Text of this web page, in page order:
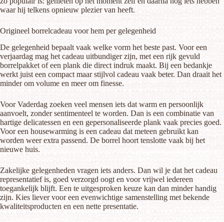
waar hij telkens opnieuw plezier van heeft.
Origineel borrelcadeau voor hem per gelegenheid
De gelegenheid bepaalt vaak welke vorm het beste past. Voor een
verjaardag mag het cadeau uitbundiger zijn, met een rijk gevuld
borrelpakket of een plank die direct indruk maakt. Bij een bedankje
werkt juist een compact maar stijlvol cadeau vaak beter. Dan draait het
minder om volume en meer om finesse.
Voor Vaderdag zoeken veel mensen iets dat warm en persoonlijk
aanvoelt, zonder sentimenteel te worden. Dan is een combinatie van
hartige delicatessen en een gepersonaliseerde plank vaak precies goed.
Voor een housewarming is een cadeau dat meteen gebruikt kan
worden weer extra passend. De borrel hoort tenslotte vaak bij het
nieuwe huis.
Zakelijke gelegenheden vragen iets anders. Dan wil je dat het cadeau
representatief is, goed verzorgd oogt en voor vrijwel iedereen
toegankelijk blijft. Een te uitgesproken keuze kan dan minder handig
zijn. Kies liever voor een evenwichtige samenstelling met bekende
kwaliteitsproducten en een nette presentatie.